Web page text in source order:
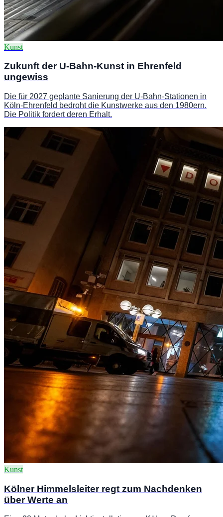
Kunst
Zukunft der U-Bahn-Kunst in Ehrenfeld
ungewiss
Die für 2027 geplante Sanierung der U-Bahn-Stationen in
Köln-Ehrenfeld bedroht die Kunstwerke aus den 1980ern.
Die Politik fordert deren Erhalt.
Kunst
Kölner Himmelsleiter regt zum Nachdenken
über Werte an